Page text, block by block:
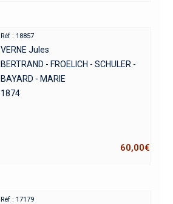
Réf : 18857
VERNE Jules
BERTRAND - FROELICH - SCHULER -
BAYARD - MARIE
1874
60,00€
Réf : 17179